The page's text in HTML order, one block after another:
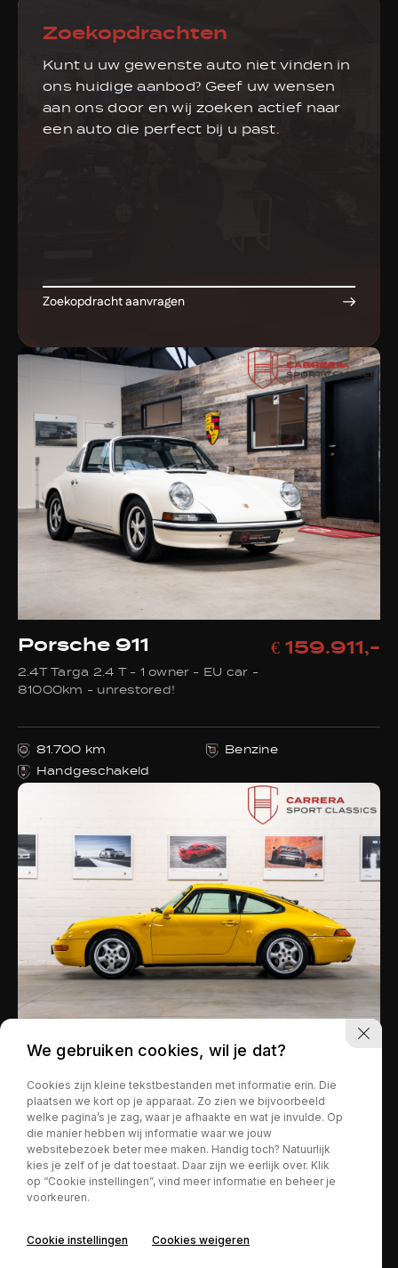
Zoekopdrachten
Kunt u uw gewenste auto niet vinden in
ons huidige aanbod? Geef uw wensen
aan ons door en wij zoeken actief naar
een auto die perfect bij u past.
Zoekopdracht aanvragen
Porsche 911 € 159.911,-
2.4T Targa 2.4 T - 1 owner - EU car -
81000km - unrestored!
81.700 km
Benzine
Handgeschakeld
Porsche 911 € 99.500,-
993 Coupé varioram 3.6 Coupé
Tiptronic S - Speed yellow
76.500 km
Benzine
We gebruiken cookies, wil je dat?
Cookies zijn kleine tekstbestanden met informatie erin. Die
plaatsen we kort op je apparaat. Zo zien we bijvoorbeeld
welke pagina’s je zag, waar je afhaakte en wat je invulde. Op
die manier hebben wij informatie waar we jouw
websitebezoek beter mee maken. Handig toch? Natuurlijk
kies je zelf of je dat toestaat. Daar zijn we eerlijk over. Klik
op “Cookie instellingen”, vind meer informatie en beheer je
voorkeuren.
Cookie instellingen Cookies weigeren